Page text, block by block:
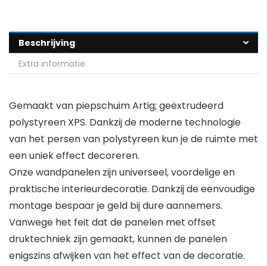
Beschrijving
Extra informatie
Gemaakt van piepschuim Artig; geëxtrudeerd
polystyreen XPS. Dankzij de moderne technologie
van het persen van polystyreen kun je de ruimte met
een uniek effect decoreren.
Onze wandpanelen zijn universeel, voordelige en
praktische interieurdecoratie. Dankzij de eenvoudige
montage bespaar je geld bij dure aannemers.
Vanwege het feit dat de panelen met offset
druktechniek zijn gemaakt, kunnen de panelen
enigszins afwijken van het effect van de decoratie.